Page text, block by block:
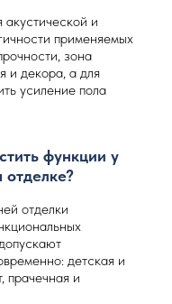
и
применяемых
зона
и декора, а для
усиление пола
функции у
отделке?
отделки
детская и
прачечная и